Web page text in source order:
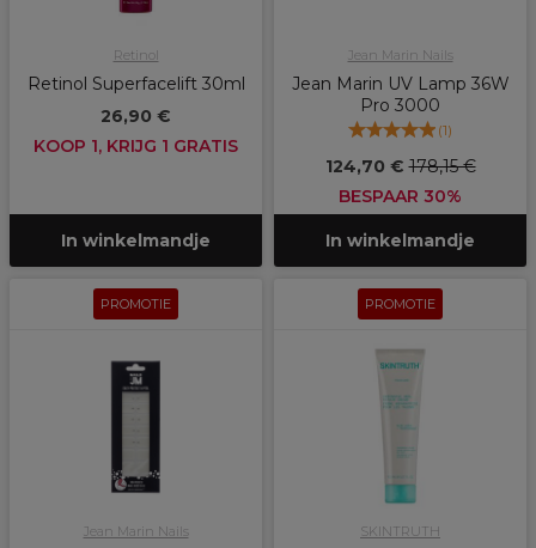
Retinol
Retinol Superfacelift 30ml
26,90 €
KOOP 1, KRIJG 1 GRATIS
In winkelmandje
Jean Marin Nails
Jean Marin UV Lamp 36W
Pro 3000
(1)
124,70 €178,15 €
BESPAAR 30%
In winkelmandje
PROMOTIE
Jean Marin Nails
PROMOTIE
SKINTRUTH